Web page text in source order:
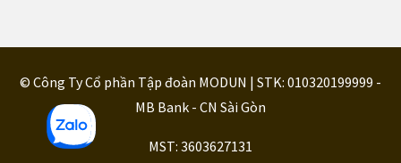
© Công Ty Cổ phần Tập đoàn MODUN | STK: 010320199999 -
MB Bank - CN Sài Gòn
MST: 3603627131